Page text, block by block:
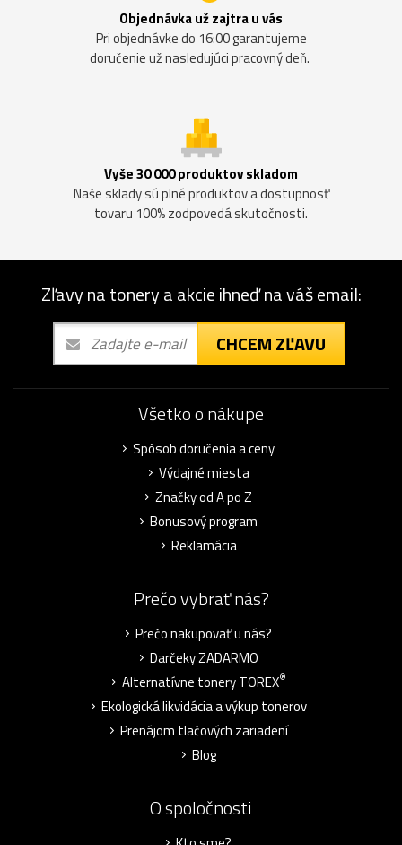
Objednávka už zajtra u vás
Pri objednávke do 16:00 garantujeme
doručenie už nasledujúci pracovný deň.
Vyše 30 000 produktov skladom
Naše sklady sú plné produktov a dostupnosť
tovaru 100% zodpovedá skutočnosti.
Zľavy na tonery a akcie ihneď na váš email:
CHCEM ZĽAVU
Všetko o nákupe
Spôsob doručenia a ceny
Výdajné miesta
Značky od A po Z
Bonusový program
Reklamácia
Prečo vybrať nás?
Prečo nakupovať u nás?
Darčeky ZADARMO
Alternatívne tonery TOREX®
Ekologická likvidácia a výkup tonerov
Prenájom tlačových zariadení
Blog
O spoločnosti